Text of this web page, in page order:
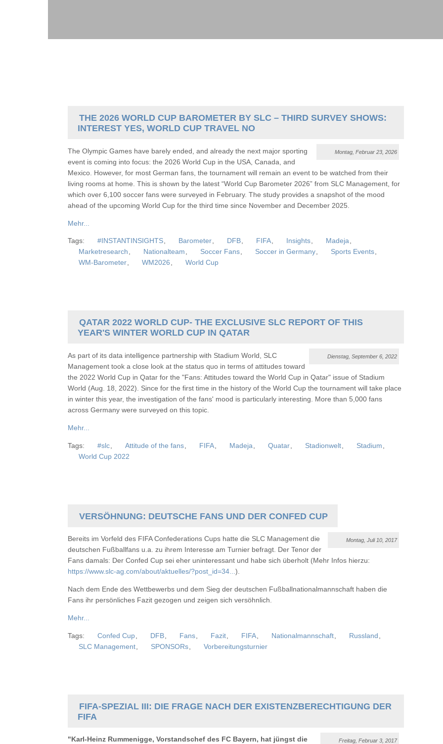
THE 2026 WORLD CUP BAROMETER BY SLC – THIRD SURVEY SHOWS:
INTEREST YES, WORLD CUP TRAVEL NO
Montag, Februar 23, 2026
The Olympic Games have barely ended, and already the next major sporting
event is coming into focus: the 2026 World Cup in the USA, Canada, and
Mexico. However, for most German fans, the tournament will remain an event to be watched from their
living rooms at home. This is shown by the latest “World Cup Barometer 2026” from SLC Management, for
which over 6,100 soccer fans were surveyed in February. The study provides a snapshot of the mood
ahead of the upcoming World Cup for the third time since November and December 2025.
Mehr...
Tags: #INSTANTINSIGHTS, Barometer, DFB, FIFA, Insights, Madeja,
Marketresearch , Nationalteam , Soccer Fans, Soccer in Germany, Sports Events,
WM-Barometer, WM2026 , World Cup
QATAR 2022 WORLD CUP- THE EXCLUSIVE SLC REPORT OF THIS
YEAR'S WINTER WORLD CUP IN QATAR
Dienstag, September 6, 2022
As part of its data intelligence partnership with Stadium World, SLC
Management took a close look at the status quo in terms of attitudes toward
the 2022 World Cup in Qatar for the "Fans: Attitudes toward the World Cup in Qatar" issue of Stadium
World (Aug. 18, 2022). Since for the first time in the history of the World Cup the tournament will take place
in winter this year, the investigation of the fans' mood is particularly interesting. More than 5,000 fans
across Germany were surveyed on this topic.
Mehr...
Tags: #slc Attitude of the fans FIFA Madeja Quatar Stadionwelt Stadium
World Cup 2022
VERSÖHNUNG: DEUTSCHE FANS UND DER CONFED CUP
Montag, Juli 10, 2017
Bereits im Vorfeld des FIFA Confederations Cups hatte die SLC Management die
deutschen Fußballfans u.a. zu ihrem Interesse am Turnier befragt. Der Tenor der
Fans damals: Der Confed Cup sei eher uninteressant und habe sich überholt (Mehr Infos hierzu:
https://www.slc-ag.com/about/aktuelles/?post_id=34...).
Nach dem Ende des Wettbewerbs und dem Sieg der deutschen Fußballnationalmannschaft haben die
Fans ihr persönliches Fazit gezogen und zeigen sich versöhnlich.
Mehr...
Tags: Confed Cup DFB Fans Fazit FIFA Nationalmannschaft Russland
SLC Management
SPONSORs Vorbereitungsturnier
FIFA-SPEZIAL III: DIE FRAGE NACH DER EXISTENZBERECHTIGUNG DER
FIFA
Freitag, Februar 3, 2017
"Karl-Heinz Rummenigge, Vorstandschef des FC Bayern, hat jüngst die